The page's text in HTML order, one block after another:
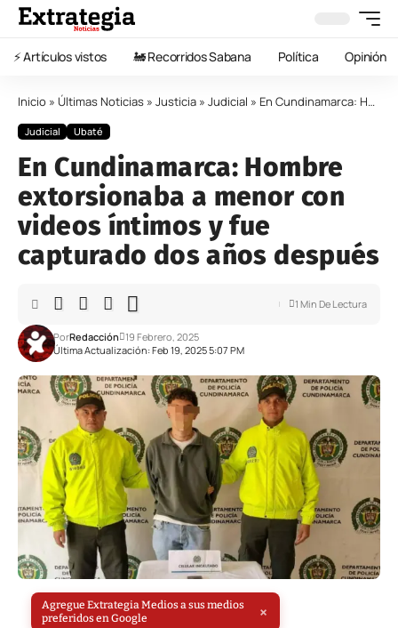
⚡️ Artículos vistos 🚂 Recorridos Sabana Política Opinión
Inicio » Últimas Noticias » Justicia » Judicial » En Cundinamarca: Hombre extorsionaba a menor con videos íntimos y fue capturado dos años después
Judicial Ubaté
En Cundinamarca: Hombre
extorsionaba a menor con
videos íntimos y fue
capturado dos años después
Última Actualización: Feb 19, 2025 5:07 PM
PorRedacción 19 Febrero, 2025
1 Min De Lectura
Agregue Extrategia Medios a sus medios
preferidos en Google
×